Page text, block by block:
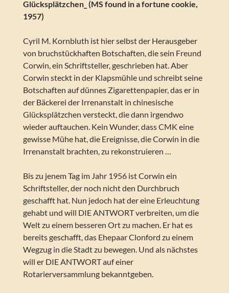
Glücksplätzchen_ (MS found in a fortune cookie,
1957)
Cyril M. Kornbluth ist hier selbst der Herausgeber
von bruchstückhaften Botschaften, die sein Freund
Corwin, ein Schriftsteller, geschrieben hat. Aber
Corwin steckt in der Klapsmühle und schreibt seine
Botschaften auf dünnes Zigarettenpapier, das er in
der Bäckerei der Irrenanstalt in chinesische
Glücksplätzchen versteckt, die dann irgendwo
wieder auftauchen. Kein Wunder, dass CMK eine
gewisse Mühe hat, die Ereignisse, die Corwin in die
Irrenanstalt brachten, zu rekonstruieren …
Bis zu jenem Tag im Jahr 1956 ist Corwin ein
Schriftsteller, der noch nicht den Durchbruch
geschafft hat. Nun jedoch hat der eine Erleuchtung
gehabt und will DIE ANTWORT verbreiten, um die
Welt zu einem besseren Ort zu machen. Er hat es
bereits geschafft, das Ehepaar Clonford zu einem
Wegzug in die Stadt zu bewegen. Und als nächstes
will er DIE ANTWORT auf einer
Rotarierversammlung bekanntgeben.